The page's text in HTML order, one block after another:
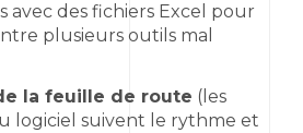
avec des fichiers Excel pour
plusieurs outils mal
la feuille de route (les
logiciel suivent le rythme et